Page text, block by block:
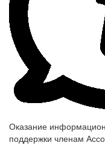
Оказание
поддержки членам